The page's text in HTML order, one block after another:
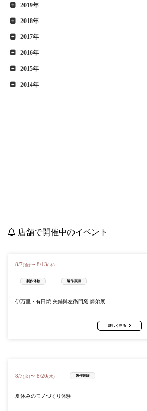
2019年
2018年
2017年
2016年
2015年
2014年
店舗で開催中のイベント
8/7(金)〜 8/13(木)
製作体験 製作実演
伊万里・有田焼 矢鋪與左衛門窯 師弟展
詳しく見る
8/7(金)〜 8/20(木) 製作体験
夏休みのモノづくり体験